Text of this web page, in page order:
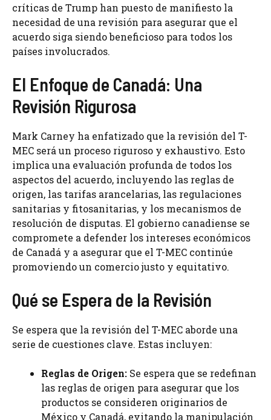
críticas de Trump han puesto de manifiesto la
necesidad de una revisión para asegurar que el
acuerdo siga siendo beneficioso para todos los
países involucrados.
El Enfoque de Canadá: Una
Revisión Rigurosa
Mark Carney ha enfatizado que la revisión del T-
MEC será un proceso riguroso y exhaustivo. Esto
implica una evaluación profunda de todos los
aspectos del acuerdo, incluyendo las reglas de
origen, las tarifas arancelarias, las regulaciones
sanitarias y fitosanitarias, y los mecanismos de
resolución de disputas. El gobierno canadiense se
compromete a defender los intereses económicos
de Canadá y a asegurar que el T-MEC continúe
promoviendo un comercio justo y equitativo.
Qué se Espera de la Revisión
Se espera que la revisión del T-MEC aborde una
serie de cuestiones clave. Estas incluyen:
Reglas de Origen: Se espera que se redefinan
las reglas de origen para asegurar que los
productos se consideren originarios de
México y Canadá, evitando la manipulación